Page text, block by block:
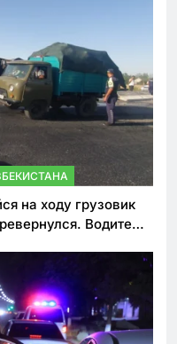
на ходу грузовик
Водитель